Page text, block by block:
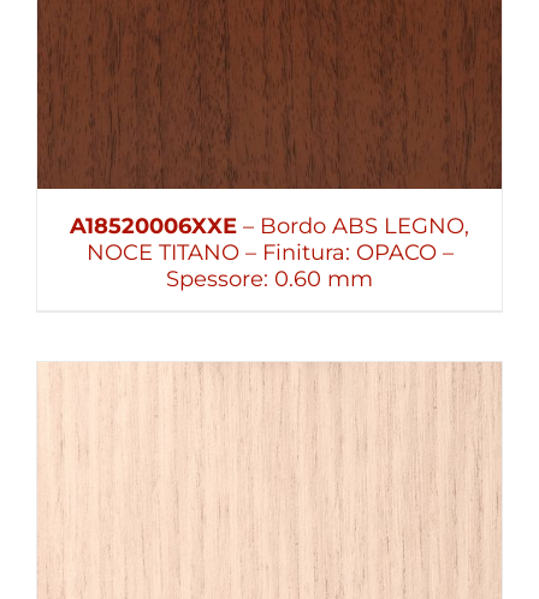
A18520006XXE – Bordo ABS LEGNO,
NOCE TITANO – Finitura: OPACO –
Spessore: 0.60 mm